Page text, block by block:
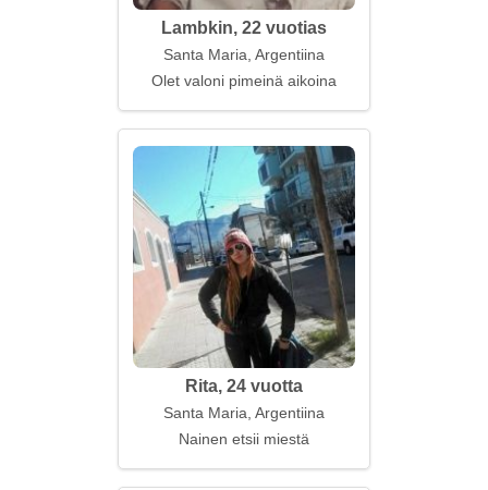
Lambkin, 22 vuotias
Santa Maria, Argentiina
Olet valoni pimeinä aikoina
Rita, 24 vuotta
Santa Maria, Argentiina
Nainen etsii miestä